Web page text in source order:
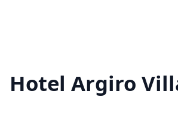
Hotel Argiro